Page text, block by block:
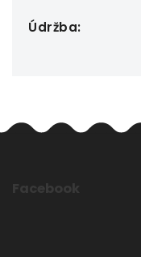
Údržba:
Facebook